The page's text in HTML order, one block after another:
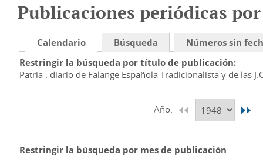
Publicaciones periódicas
Calendario Búsqueda
Números sin
Restringir la búsqueda por título de publicación
Patria : diario de Falange Española Tradicionalista y de las
Año:
Restringir la búsqueda por mes de publicación